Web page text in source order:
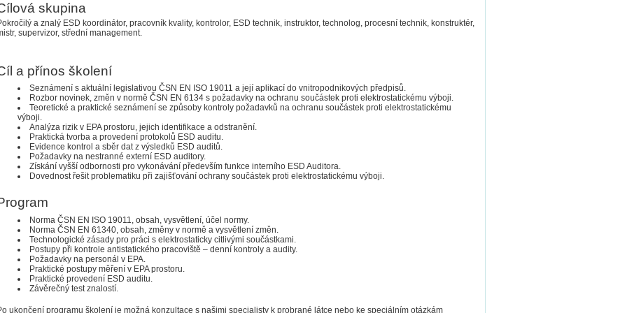
skupina
a znalý ESD koordinátor, pracovník kvality, kontrolor, ESD technik, instruktor, technolog, procesní technik, konstruktér,
supervizor, střední management.
a přínos školení
Seznámení s aktuální legislativou ČSN EN ISO 19011 a její aplikací do vnitropodnikových předpisů.
Rozbor novinek, změn v normě ČSN EN 6134 s požadavky na ochranu součástek proti elektrostatickému výboji.
Teoretické a praktické seznámení se způsoby kontroly požadavků na ochranu součástek proti elektrostatickému
výboji.
Analýza rizik v EPA prostoru, jejich identifikace a odstranění.
Praktická tvorba a provedení protokolů ESD auditu.
Evidence kontrol a sběr dat z výsledků ESD auditů.
Požadavky na nestranné externí ESD auditory.
Získání vyšší odbornosti pro vykonávání především funkce interního ESD Auditora.
Dovednost řešit problematiku při zajišťování ochrany součástek proti elektrostatickému výboji.
Norma ČSN EN ISO 19011, obsah, vysvětlení, účel normy.
Norma ČSN EN 61340, obsah, změny v normě a vysvětlení změn.
Technologické zásady pro práci s elektrostaticky citlivými součástkami.
Postupy při kontrole antistatického pracoviště – denní kontroly a audity.
Požadavky na personál v EPA.
Praktické postupy měření v EPA prostoru.
Praktické provedení ESD auditu.
Závěrečný test znalostí.
ukončení programu školení je možná konzultace s našimi specialisty k probrané látce nebo ke speciálním otázkám